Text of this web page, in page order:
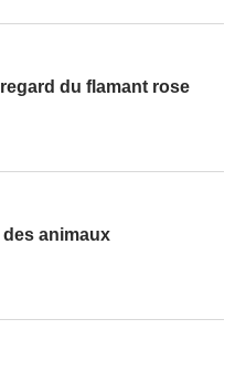
du flamant rose
des animaux